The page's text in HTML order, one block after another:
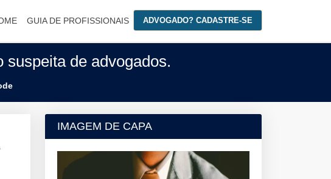
GUIA DE PROFISSIONAIS ADVOGADO? CADASTRE-SE
de advogados.
IMAGEM DE CAPA